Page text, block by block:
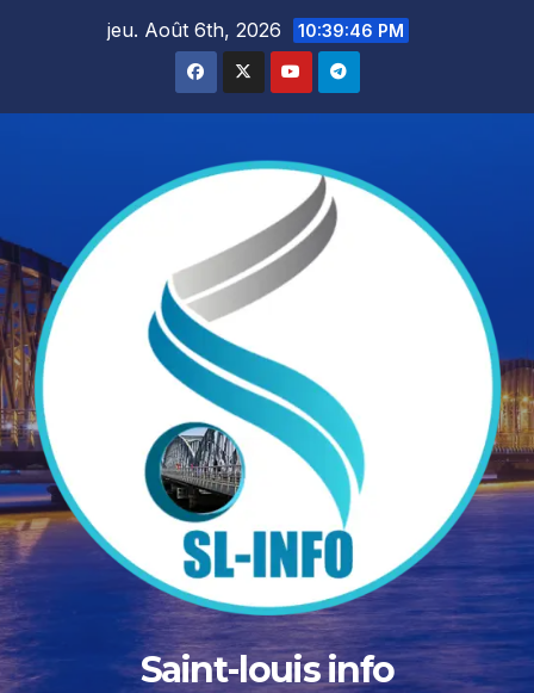
jeu. Août 6th, 2026 10:39:48 PM
Saint-louis info